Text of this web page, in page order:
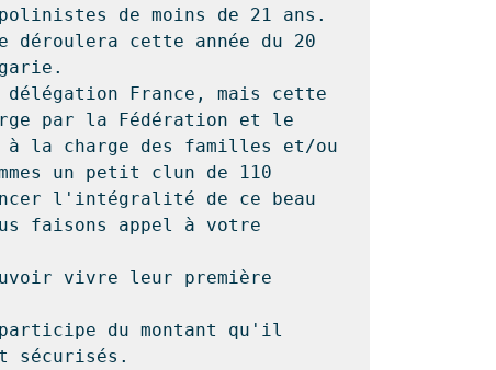
de moins de 21 ans.
cette année du 20
France, mais cette
par la Fédération et le
à la charge des familles et/ou
un petit clun de 110
l'intégralité de ce beau
faisons appel à votre
vivre leur première
participe du montant qu'il
sécurisés.